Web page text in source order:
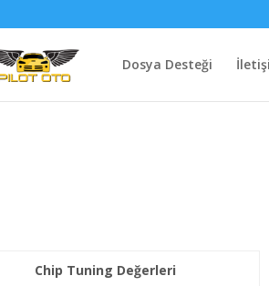
Dosya Desteği
Chip Tuning Değerleri